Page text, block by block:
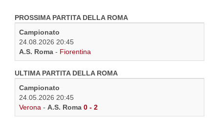
PROSSIMA PARTITA DELLA ROMA
Campionato
24.08.2026 20:45
A.S. Roma - Fiorentina
ULTIMA PARTITA DELLA ROMA
Campionato
24.05.2026 20:45
Verona - A.S. Roma 0 - 2